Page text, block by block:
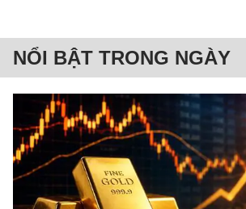
NỔI BẬT TRONG NGÀY